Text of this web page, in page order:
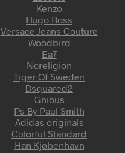
Kenzo
Hugo Boss
Versace Jeans Couture
Woodbird
Ea7
Noreligion
Tiger Of Sweden
Dsquared2
Gnious
Ps By Paul Smith
Adidas originals
Colorful Standard
Han Kjøbenhavn